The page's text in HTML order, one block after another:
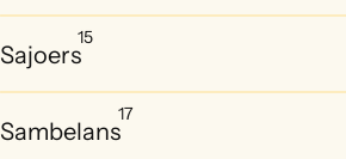
Sajoers
15
Sambelans
17